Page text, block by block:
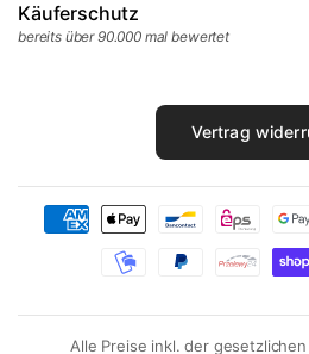
Käuferschutz
bereits über 90.000 mal bewertet
Vertrag
Alle Preise inkl. der